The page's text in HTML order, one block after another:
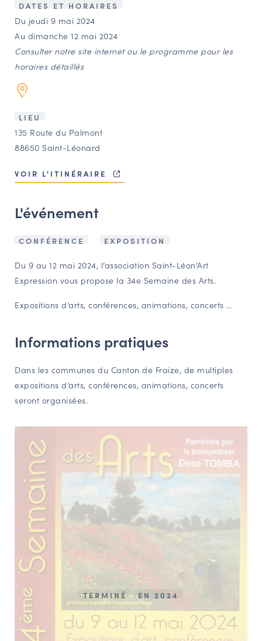
LES ACTIONS PHARES
CONTACT
Agenda
Annuaire
Ressources
BOURSE D’ÉCHANGE
CARTES DES NAUDIN
Espace acteurs
NAVIGATION FILTRÉE « ACTEURS »
Comité d'Histoire Régionale
VOUS ÊTES…
Responsables de structures
Étudiants & chercheurs
DATES ET HORAIRES
Du jeudi 9 mai 2024
Au dimanche 12 mai 2024
Consulter notre site internet ou le programme pour les
horaires détaillés
LIEU
135 Route du Palmont
88650 Saint-Léonard
VOIR L'ITINÉRAIRE
L'événement
CONFÉRENCE EXPOSITION
Du 9 au 12 mai 2024, l’association Saint-Léon’Art
Expression vous propose la 34e Semaine des Arts.
Expositions d’arts, conférences, animations, concerts …
Informations pratiques
Dans les communes du Canton de Fraize, de multiples
expositions d’arts, conférences, animations, concerts
seront organisées.
TERMINÉ EN 2024